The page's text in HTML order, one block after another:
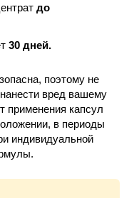
до
30 дней.
поэтому не
вред вашему
применения капсул
в периоды
индивидуальной